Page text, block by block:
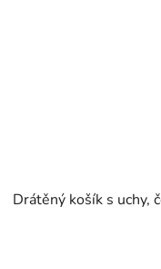
Drátěný košík s uchy,